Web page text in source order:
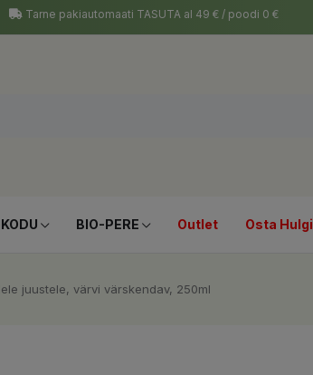
Tarne pakiautomaati TASUTA al 49 € / poodi 0 €
BIO-PERE Outlet Osta Hulgi
juustele, värvi värskendav, 250ml